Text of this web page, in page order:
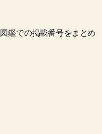
鑑での掲載番号をまとめ